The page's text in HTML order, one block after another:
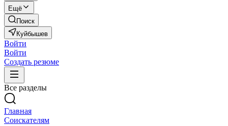
Ещё
Поиск
Куйбышев
Войти
Войти
Создать резюме
Все разделы
Главная
Соискателям